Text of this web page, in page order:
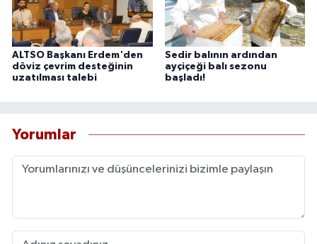
ALTSO Başkanı Erdem'den
döviz çevrim desteğinin
uzatılması talebi
Sedir balının ardından
ayçiçeği balı sezonu
başladı!
Yorumlar